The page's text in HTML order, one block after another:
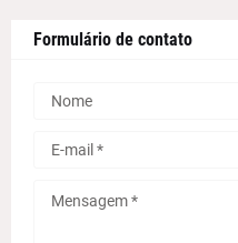
Formulário de contato